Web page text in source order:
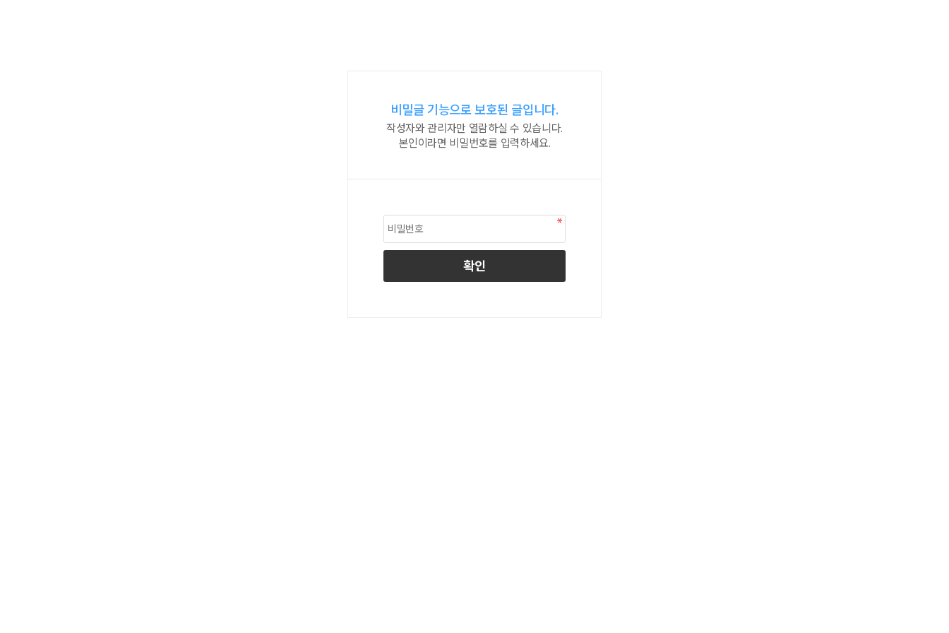
비밀글 기능으로 보호된 글입니다.
작성자와 관리자만 열람하실 수 있습니다.
본인이라면 비밀번호를 입력하세요.